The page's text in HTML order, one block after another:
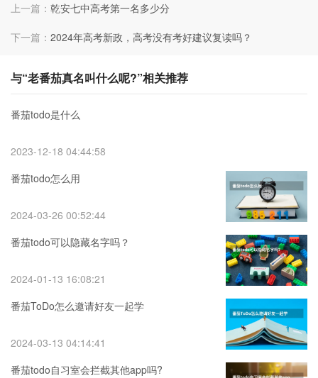
上一篇： 乾安七中高考第一名多少分
下一篇： 2024年高考新政，高考没有考好建议复读吗？
与“老番茄真名叫什么呢?”相关推荐
番茄todo是什么
2023-12-18 04:44:58
番茄todo怎么用
2024-03-26 00:52:44
番茄todo可以隐藏名字吗？
2024-01-13 16:08:21
番茄ToDo怎么邀请好友一起学
2024-03-13 04:14:41
番茄todo自习室会拦截其他app吗?